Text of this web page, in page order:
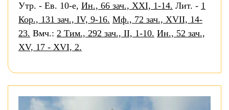
Утр. - Ев. 10-е, Ин., 66 зач., XXI, 1-14. Лит. - 1
Кор., 131 зач., IV, 9-16. Мф., 72 зач., XVII, 14-
23. Вмч.: 2 Тим., 292 зач., II, 1-10. Ин., 52 зач.,
XV, 17 - XVI, 2.